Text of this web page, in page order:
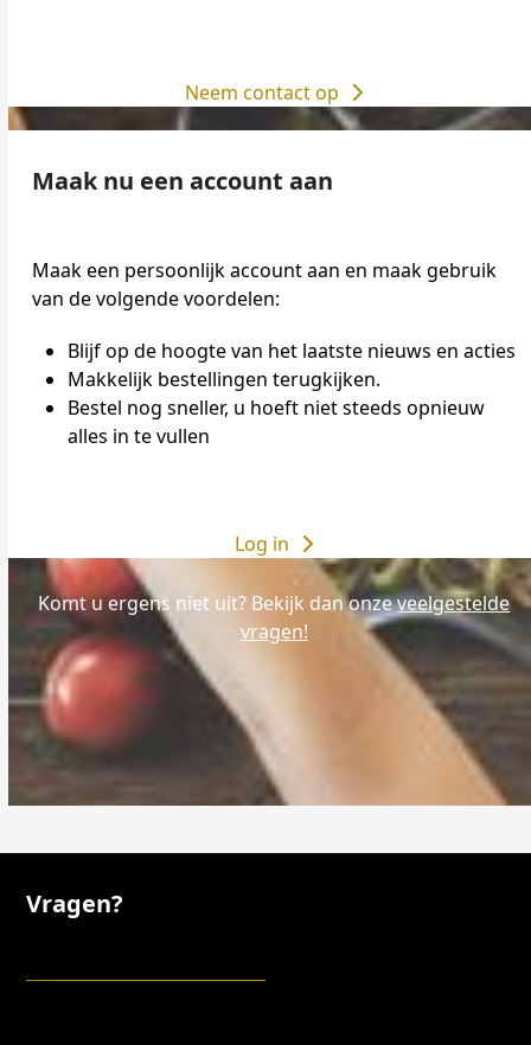
Neem contact op
Maak nu een account aan
Maak een persoonlijk account aan en maak gebruik
van de volgende voordelen:
Blijf op de hoogte van het laatste nieuws en acties
Makkelijk bestellingen terugkijken.
Bestel nog sneller, u hoeft niet steeds opnieuw
alles in te vullen
Log in
Komt u ergens niet uit? Bekijk dan onzeveelgestelde
vragen!
Vragen?